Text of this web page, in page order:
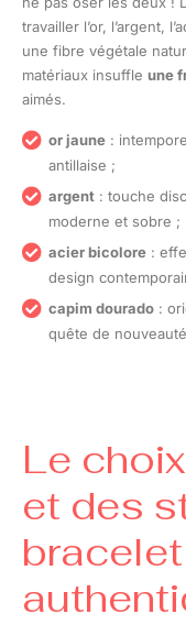
travailler l’or, l’argent,
une fibre végétale
matériaux insuffle une
aimés.
or jaune :
antillaise ;
argent : touche
moderne et sobre ;
acier bicolore :
design
capim dourado :
quête de
Le
et des